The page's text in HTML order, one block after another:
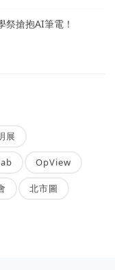
祭搶抱AI筆電！
展
OpView
北市圖